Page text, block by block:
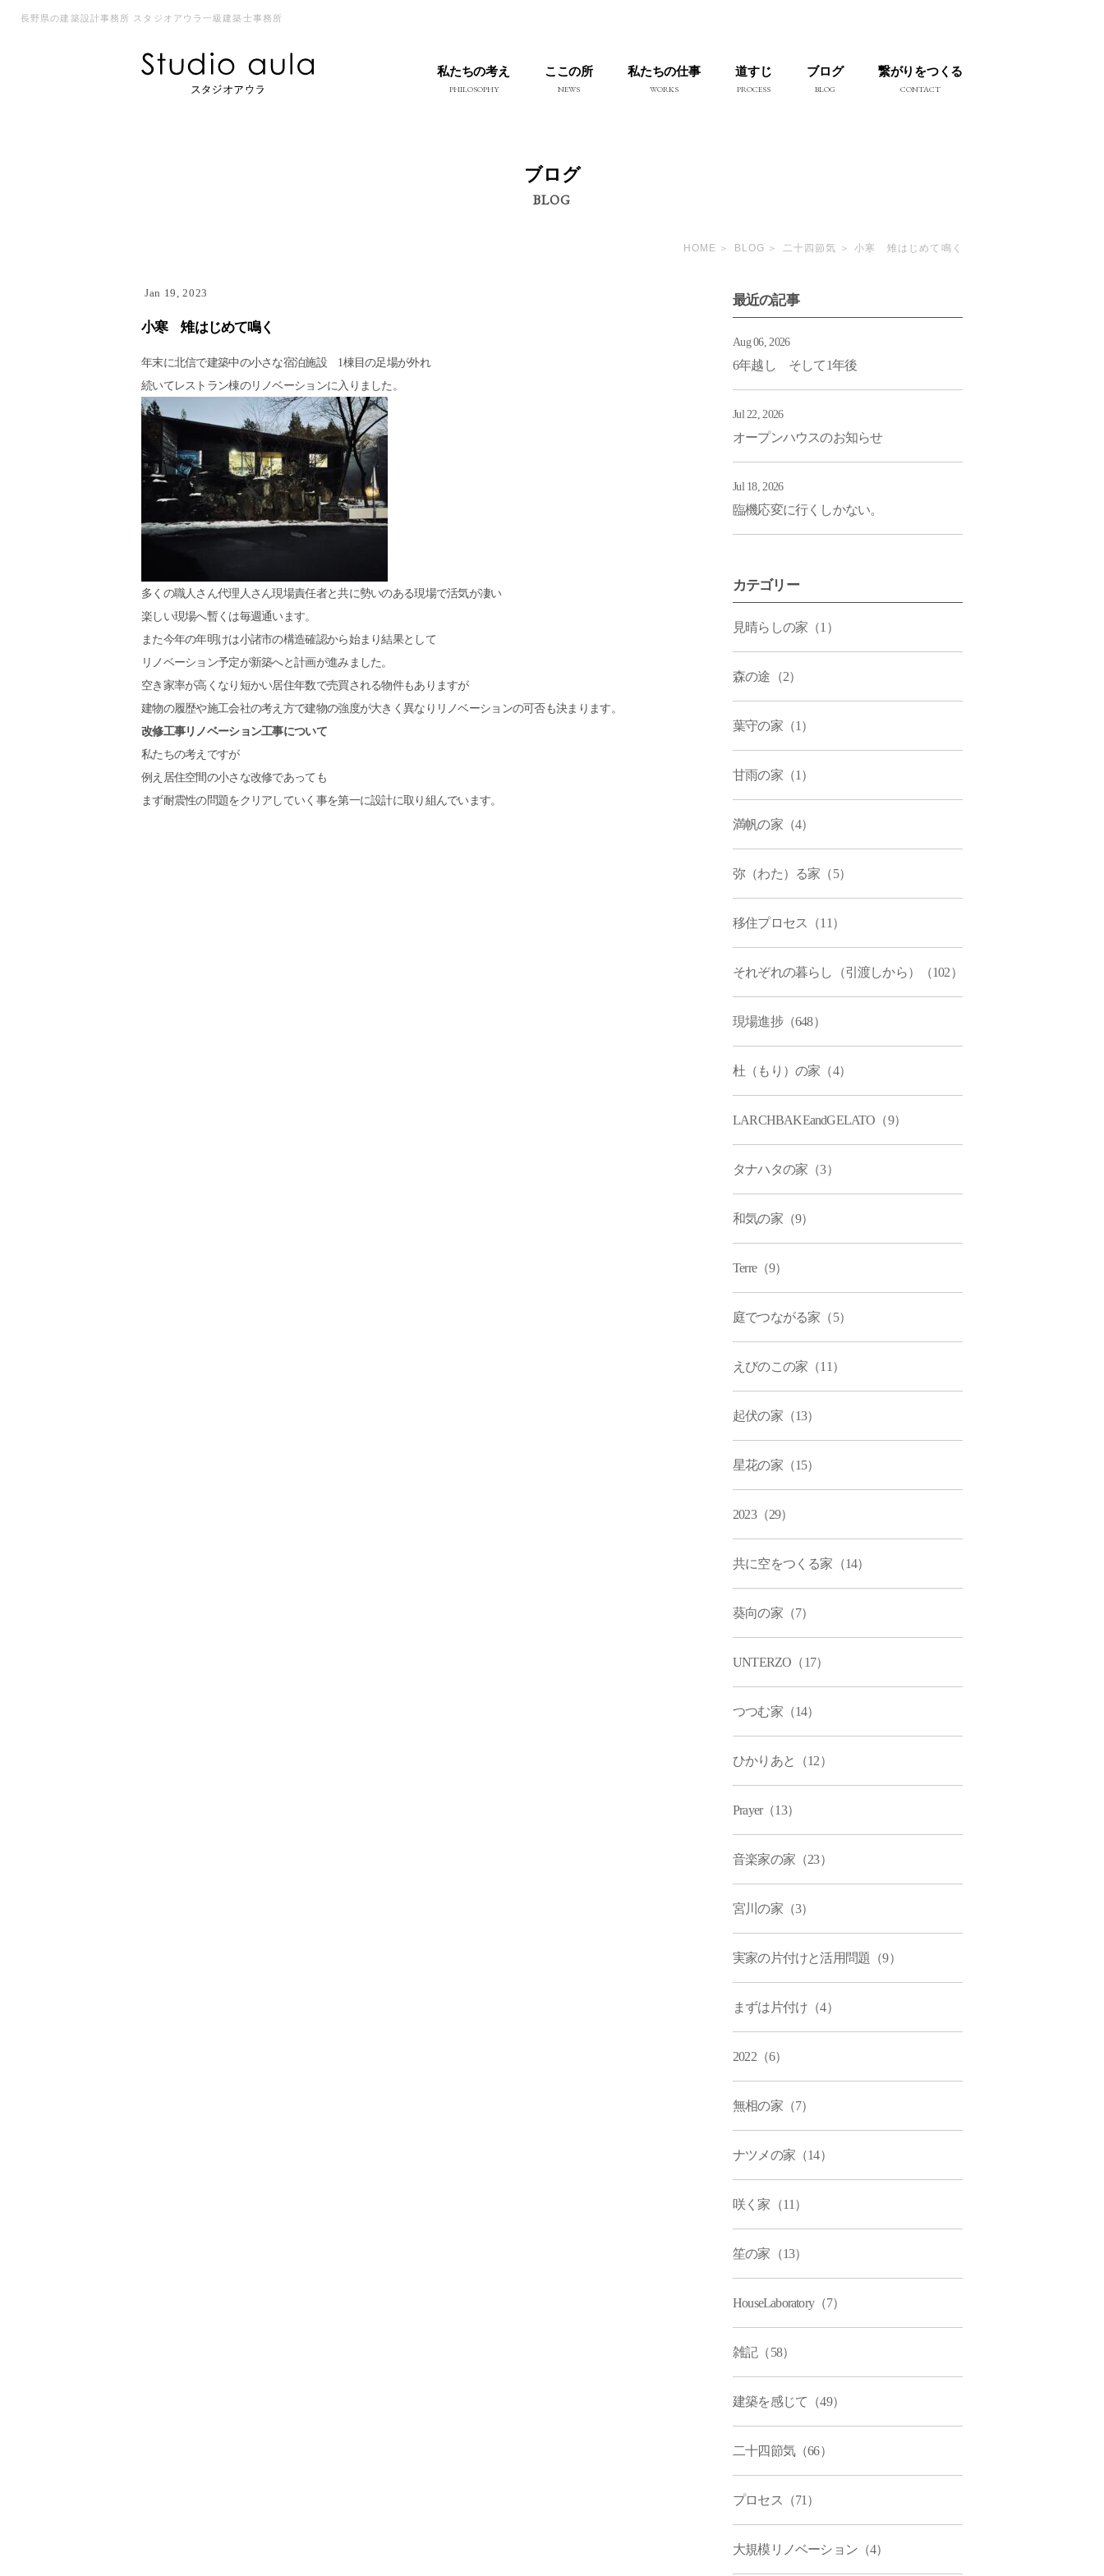
長野県の建築設計事務所 スタジオアウラ一級建築士事務所
私たちの考え
PHILOSOPHY
ここの所
NEWS
私たちの仕事
WORKS
道すじ
PROCESS
ブログ
BLOG
繋がりをつくる
CONTACT
ブログ
BLOG
HOME BLOG 二十四節気 小寒 雉はじめて鳴く
Jan 19, 2023
小寒 雉はじめて鳴く
年末に北信で建築中の小さな宿泊施設 1棟目の足場が外れ
続いてレストラン棟のリノベーションに入りました。
多くの職人さん代理人さん現場責任者と共に勢いのある現場で活気が凄い
楽しい現場へ暫くは毎週通います。
また今年の年明けは小諸市の構造確認から始まり結果として
リノベーション予定が新築へと計画が進みました。
空き家率が高くなり短かい居住年数で売買される物件もありますが
建物の履歴や施工会社の考え方で建物の強度が大きく異なりリノベーションの可否も決まります。
改修工事リノベーション工事について
私たちの考えですが
例え居住空間の小さな改修であっても
まず耐震性の問題をクリアしていく事を第一に設計に取り組んでいます。
最近の記事
Aug 06, 2026
6年越し そして1年後
Jul 22, 2026
オープンハウスのお知らせ
Jul 18, 2026
臨機応変に行くしかない。
カテゴリー
見晴らしの家（1）
森の途（2）
葉守の家（1）
甘雨の家（1）
満帆の家（4）
弥（わた）る家（5）
移住プロセス（11）
それぞれの暮らし（引渡しから）（102）
現場進捗（648）
杜（もり）の家（4）
LARCHBAKEandGELATO（9）
タナハタの家（3）
和気の家（9）
Terre（9）
庭でつながる家（5）
えびのこの家（11）
起伏の家（13）
星花の家（15）
2023（29）
共に空をつくる家（14）
葵向の家（7）
UNTERZO（17）
つつむ家（14）
ひかりあと（12）
Prayer（13）
音楽家の家（23）
宮川の家（3）
実家の片付けと活用問題（9）
まずは片付け（4）
2022（6）
無相の家（7）
ナツメの家（14）
咲く家（11）
笙の家（13）
HouseLaboratory（7）
雑記（58）
建築を感じて（49）
二十四節気（66）
プロセス（71）
大規模リノベーション（4）